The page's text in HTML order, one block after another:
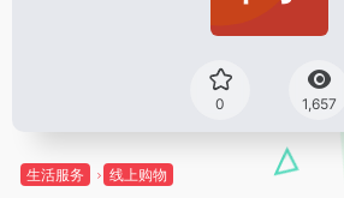
0 1,657
生活服务 线上购物